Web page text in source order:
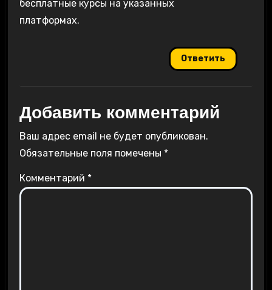
бесплатные курсы на указанных
платформах.
Ответить
Добавить комментарий
Ваш адрес email не будет опубликован.
Обязательные поля помечены *
Комментарий *